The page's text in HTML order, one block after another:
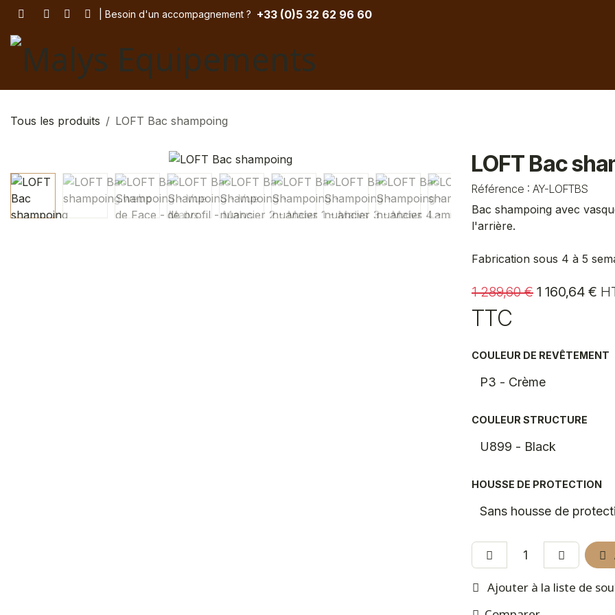
Se rendre au contenu| Besoin d'un accompagnement ? ​ +33 (0)5 32 62 96 60
Tous les produits LOFT Bac shampoing
LOFT Bac
Référence : AY-LOFTBS
Bac shampoing avec
l'arrière.
Fabrication sous 4 à 5
1 289,60€ 1 160,64 €
TTC
COULEUR DE REVÊTEMENT
COULEUR STRUCTURE
HOUSSE DE PROTECTION
Ajouter à la liste de